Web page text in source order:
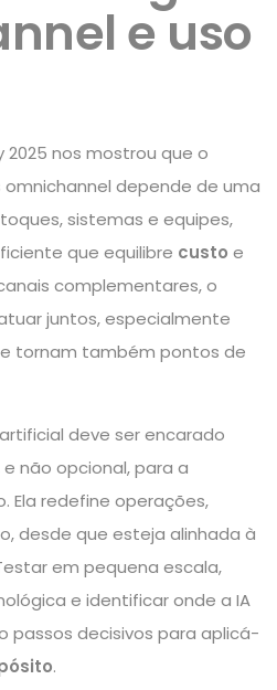
e uso
2025 nos mostrou que o
depende de uma
sistemas e equipes,
que equilibre custo e
complementares, o
juntos, especialmente
tornam também pontos de
deve ser encarado
não opcional, para a
Ela redefine operações,
desde que esteja alinhada à
em pequena escala,
e identificar onde a IA
passos decisivos para aplicá-
.